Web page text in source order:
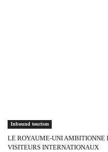
Inbound tourism
LE ROYAUME-UNI AMBITIONNE
VISITEURS INTERNATIONAUX